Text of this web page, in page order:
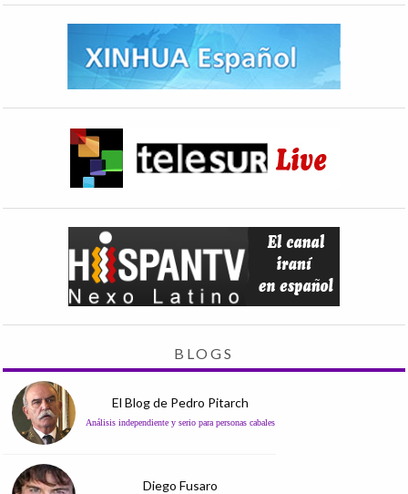
BLOGS
El Blog de Pedro Pitarch
Análisis independiente y serio para personas cabales
Diego Fusaro